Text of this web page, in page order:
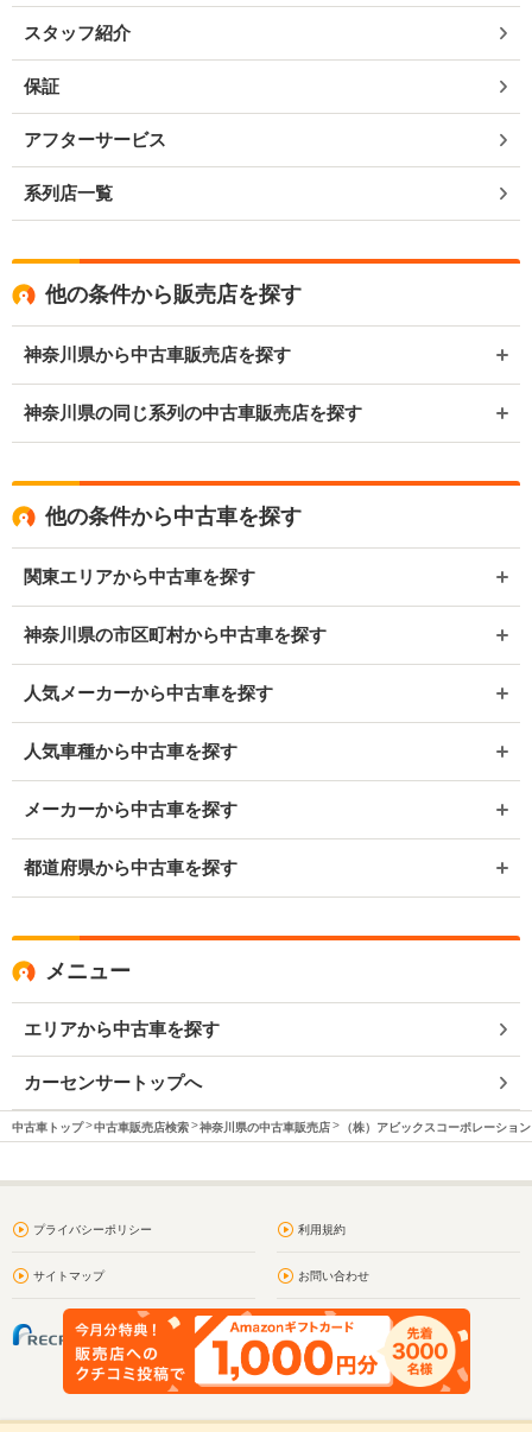
スタッフ紹介
保証
アフターサービス
系列店一覧
他の条件から販売店を探す
神奈川県から中古車販売店を探す
神奈川県の同じ系列の中古車販売店を探す
他の条件から中古車を探す
関東エリアから中古車を探す
神奈川県の市区町村から中古車を探す
人気メーカーから中古車を探す
人気車種から中古車を探す
メーカーから中古車を探す
都道府県から中古車を探す
メニュー
エリアから中古車を探す
カーセンサートップへ
中古車トップ 中古車販売店検索 神奈川県の中古車販売店 （株）アビックスコーポレーシ
プライバシーポリシー 利用規約
サイトマップ お問い合わせ